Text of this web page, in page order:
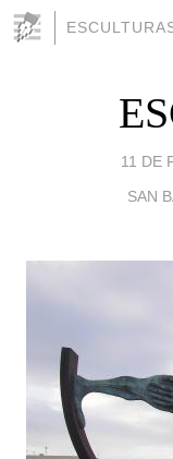
11 DE
SAN